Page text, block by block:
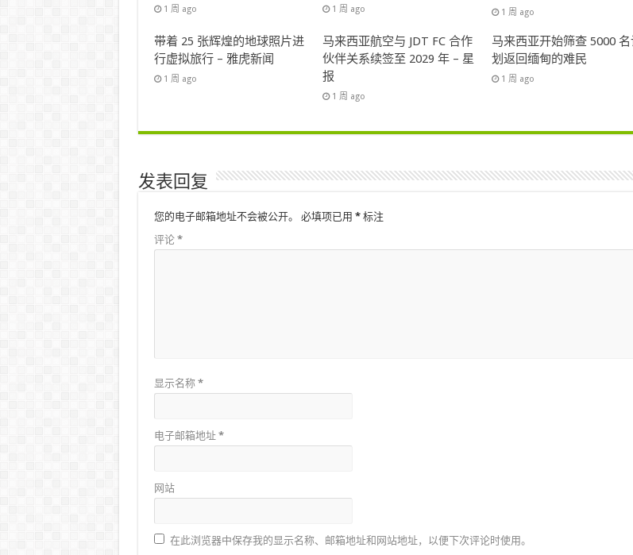
1 周 ago 1 周 ago 1 周 ago
带着 25 张辉煌的地球照片进
行虚拟旅行 – 雅虎新闻
1 周 ago
马来西亚航空与 JDT FC 合作
伙伴关系续签至 2029 年 – 星
报
1 周 ago
马来西亚开始筛查 5000
划返回缅甸的难民
1 周 ago
发表回复
您的电子邮箱地址不会被公开。 必填项已用 *标注
评论 *
显示名称 *
电子邮箱地址 *
网站
在此浏览器中保存我的显示名称、邮箱地址和网站地址，以便下次评论时使用。